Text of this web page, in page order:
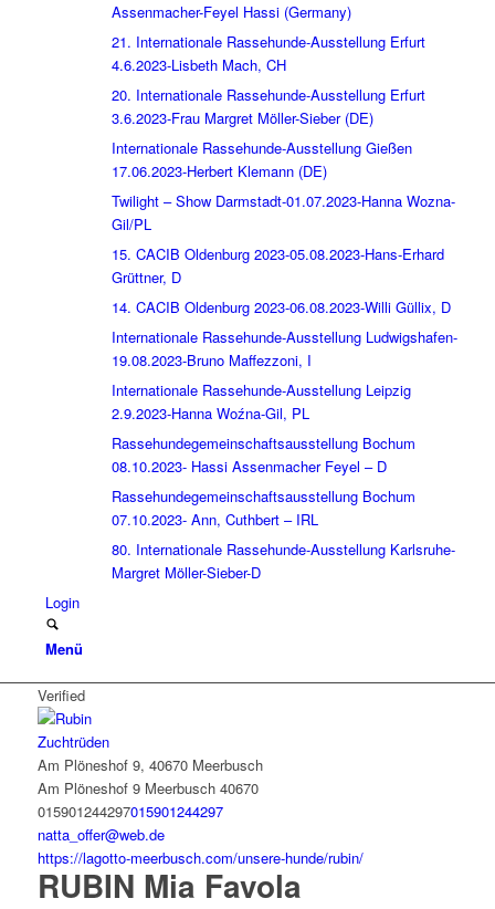
Assenmacher-Feyel Hassi (Germany)
21. Internationale Rassehunde-Ausstellung Erfurt
4.6.2023-Lisbeth Mach, CH
20. Internationale Rassehunde-Ausstellung Erfurt
3.6.2023-Frau Margret Möller-Sieber (DE)
Internationale Rassehunde-Ausstellung Gießen
17.06.2023-Herbert Klemann (DE)
Twilight – Show Darmstadt-01.07.2023-Hanna Wozna-
Gil/PL
15. CACIB Oldenburg 2023-05.08.2023-Hans-Erhard
Grüttner, D
14. CACIB Oldenburg 2023-06.08.2023-Willi Güllix, D
Internationale Rassehunde-Ausstellung Ludwigshafen-
19.08.2023-Bruno Maffezzoni, I
Internationale Rassehunde-Ausstellung Leipzig
2.9.2023-Hanna Woźna-Gil, PL
Rassehundegemeinschaftsausstellung Bochum
08.10.2023- Hassi Assenmacher Feyel – D
Rassehundegemeinschaftsausstellung Bochum
07.10.2023- Ann, Cuthbert – IRL
80. Internationale Rassehunde-Ausstellung Karlsruhe-
Margret Möller-Sieber-D
Login
Menü
Verified
Zuchtrüden
Am Plöneshof 9, 40670 Meerbusch
Am Plöneshof 9 Meerbusch 40670
015901244297015901244297
natta_offer@web.de
https://lagotto-meerbusch.com/unsere-hunde/rubin/
RUBIN Mia Favola